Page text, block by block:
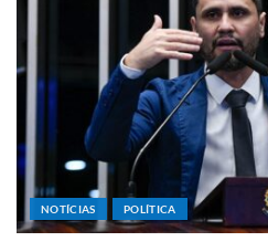
NOTÍCIAS POLÍTICA